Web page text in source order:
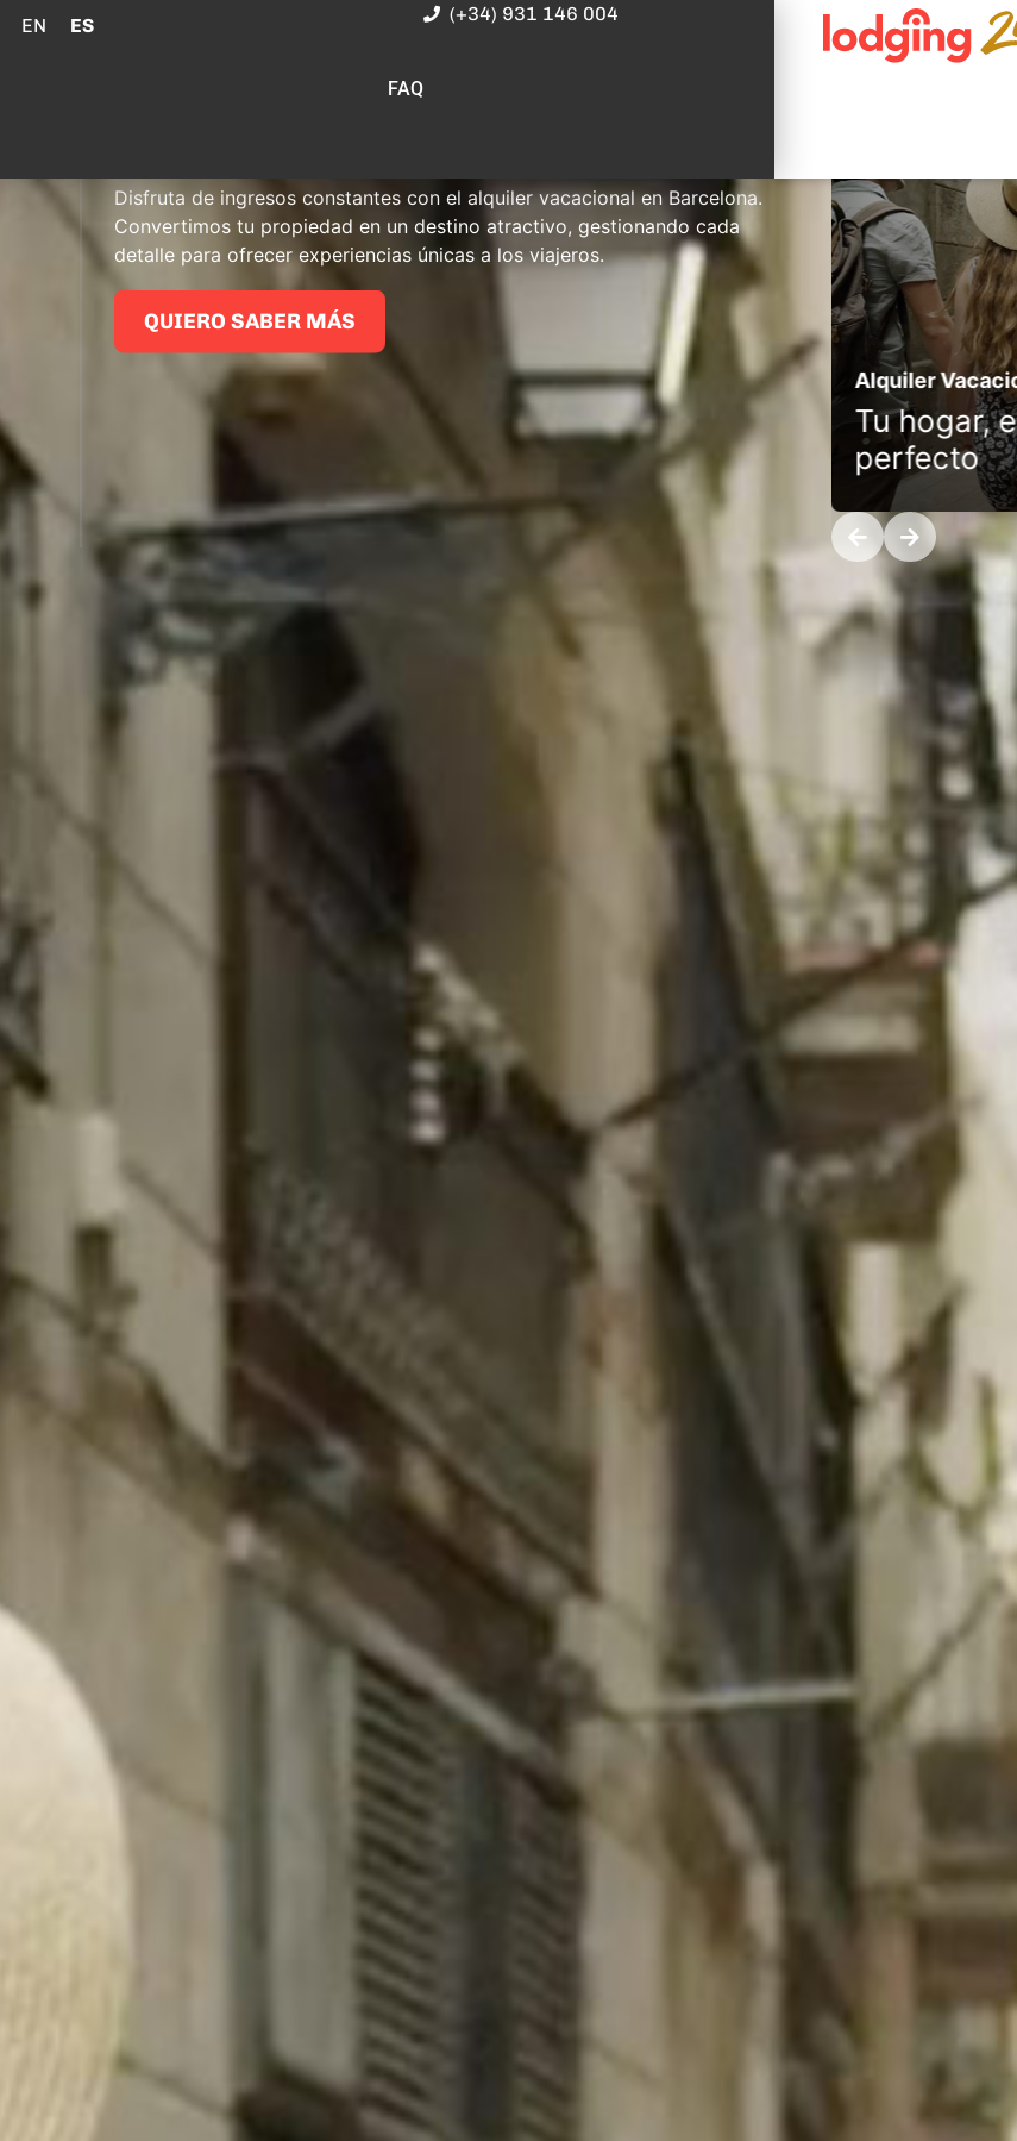
EN ES
FAQ
(+34) 931 146 004
Expertos en Alquiler
fórmulas de alquiler flexible y seguro que multiplican el valor de tu
Disfruta de ingresos constantes con el alquiler vacacional en Barcelona.
Convertimos tu propiedad en un destino atractivo, gestionando cada
detalle para ofrecer experiencias únicas a los viajeros.
QUIERO SABER MÁS
QUIERO SABER MÁS
Alquiler en Coliving
Espacios compartidos,
ingresos optimizados
Alquiler en Barcelona​
We rent, you win!
Alquiler
Tu hogar,
perfecto